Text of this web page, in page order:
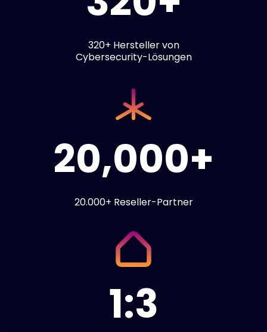
320+ Hersteller von
Cybersecurity-Lösungen
20,000+
20.000+ Reseller-Partner
1:3